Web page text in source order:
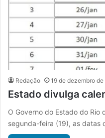
Redação 19 de dezembro
Estado divulga
O Governo do Estado do Rio
segunda-feira (19), as datas